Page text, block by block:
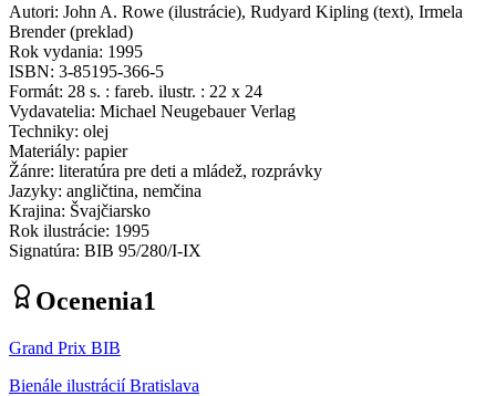
Autori: John A. Rowe (ilustrácie), Rudyard Kipling (text), Irmela
Brender(preklad)
Rok vydania: 1995
ISBN: 3-85195-366-5
Formát: 28 s. : fareb. ilustr. : 22 x 24
Vydavatelia: Michael Neugebauer Verlag
Techniky: olej
Materiály: papier
Žánre: literatúra pre deti a mládež, rozprávky
Jazyky: angličtina, nemčina
Krajina: Švajčiarsko
Rok ilustrácie: 1995
Signatúra: BIB 95/280/I-IX
Ocenenia1
Grand Prix BIB
Bienále ilustrácií Bratislava